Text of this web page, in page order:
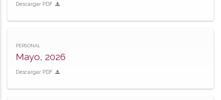
Descargar PDF
PERSONAL
Mayo, 2026
Descargar PDF